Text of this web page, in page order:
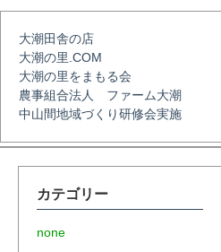
ョ
ン
大潮田舎の店
大潮の里.COM
大潮の里をまもる会
農事組合法人 ファーム大潮
中山間地域づくり研修会実施
カテゴリー
none